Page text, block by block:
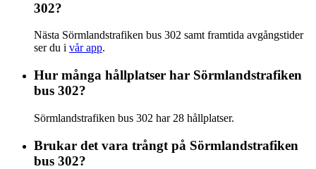
302?
Nästa Sörmlandstrafiken bus 302 samt framtida avgångstider
ser du i vår app.
Hur många hållplatser har Sörmlandstrafiken
bus 302?
Sörmlandstrafiken bus 302 har 28 hållplatser.
Brukar det vara trångt på Sörmlandstrafiken
bus 302?